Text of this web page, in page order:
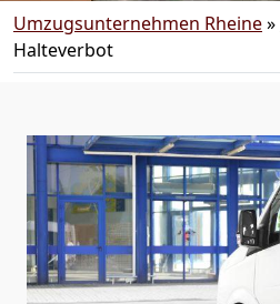
Umzugsunternehmen Rheine»
Halteverbot